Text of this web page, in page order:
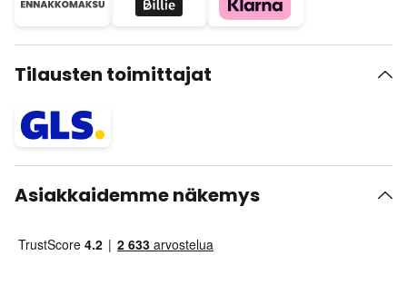
Tilausten toimittajat
Asiakkaidemme näkemys